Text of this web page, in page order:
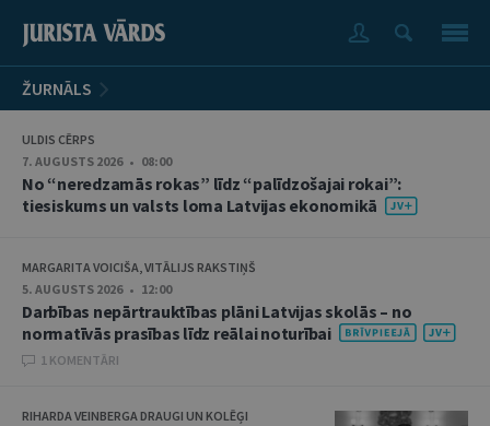
ŽURNĀLS
ULDIS CĒRPS
7. AUGUSTS 2026 • 08:00
No “neredzamās rokas” līdz “palīdzošajai rokai”:
tiesiskums un valsts loma Latvijas ekonomikā
MARGARITA VOICIŠA, VITĀLIJS RAKSTIŅŠ
5. AUGUSTS 2026 • 12:00
Darbības nepārtrauktības plāni Latvijas skolās – no
normatīvās prasības līdz reālai noturībai
1 KOMENTĀRI
RIHARDA VEINBERGA DRAUGI UN KOLĒĢI